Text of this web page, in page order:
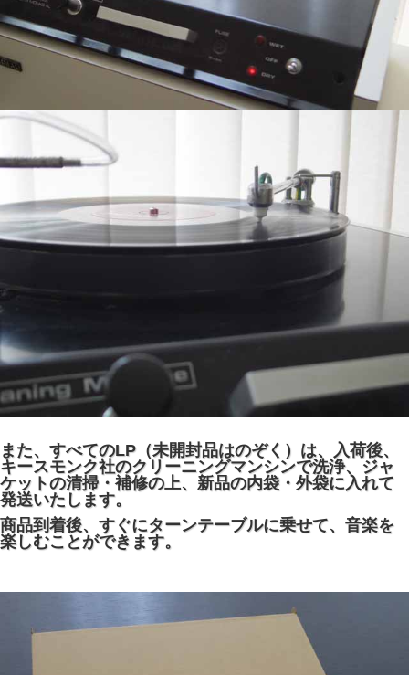
また、すべてのLP（未開封品はのぞく）は、入荷後、
キースモンク社のクリーニングマンシンで洗浄、ジャ
ケットの清掃・補修の上、新品の内袋・外袋に入れて
発送いたします。
商品到着後、すぐにターンテーブルに乗せて、音楽を
楽しむことができます。